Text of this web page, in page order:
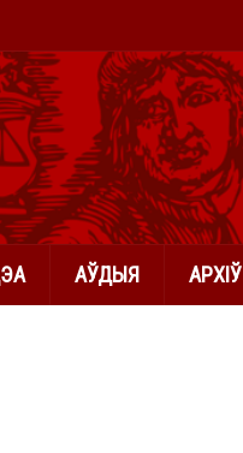
АЎДЫЯ АРХІЎ